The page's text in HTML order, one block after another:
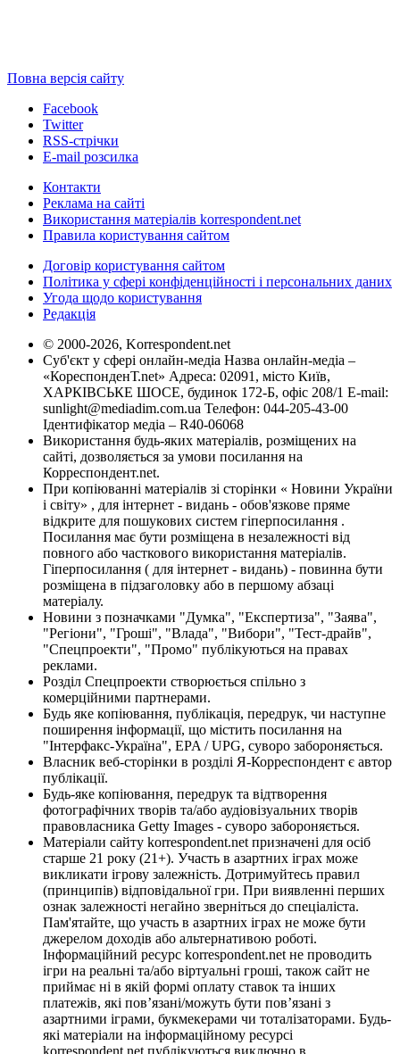
Повна версія сайту
Facebook
Twitter
RSS-стрічки
E-mail розсилка
Контакти
Реклама на сайті
Використання матеріалів korrespondent.net
Правила користування сайтом
Договір користування сайтом
Політика у сфері конфіденційності і персональних даних
Угода щодо користування
Редакція
© 2000-2026, Korrespondent.net
Суб'єкт у сфері онлайн-медіа Назва онлайн-медіа –
«КореспонденТ.net» Адреса: 02091, місто Київ,
ХАРКІВСЬКЕ ШОСЕ, будинок 172-Б, офіс 208/1 E-mail:
sunlight@mediadim.com.ua Телефон: 044-205-43-00
Ідентифікатор медіа – R40-06068
Використання будь-яких матеріалів, розміщених на
сайті, дозволяється за умови посилання на
Корреспондент.net.
При копіюванні матеріалів зі сторінки « Новини України
і світу» , для інтернет - видань - обов'язкове пряме
відкрите для пошукових систем гіперпосилання .
Посилання має бути розміщена в незалежності від
повного або часткового використання матеріалів.
Гіперпосилання ( для інтернет - видань) - повинна бути
розміщена в підзаголовку або в першому абзаці
матеріалу.
Новини з позначками "Думка", "Експертиза", "Заява",
"Регіони", "Гроші", "Влада", "Вибори", "Тест-драйв",
"Спецпроекти", "Промо" публікуються на правах
реклами.
Розділ Спецпроекти створюється спільно з
комерційними партнерами.
Будь яке копіювання, публікація, передрук, чи наступне
поширення інформації, що містить посилання на
"Інтерфакс-Україна", EPA / UPG, суворо забороняється.
Власник веб-сторінки в розділі Я-Корреспондент є автор
публікації.
Будь-яке копіювання, передрук та відтворення
фотографічних творів та/або аудіовізуальних творів
правовласника Getty Images - суворо забороняється.
Матеріали сайту korrespondent.net призначені для осіб
старше 21 року (21+). Участь в азартних іграх може
викликати ігрову залежність. Дотримуйтесь правил
(принципів) відповідальної гри. При виявленні перших
ознак залежності негайно зверніться до спеціаліста.
Пам'ятайте, що участь в азартних іграх не може бути
джерелом доходів або альтернативою роботі.
Інформаційний ресурс korrespondent.net не проводить
ігри на реальні та/або віртуальні гроші, також сайт не
приймає ні в якій формі оплату ставок та інших
платежів, які пов’язані/можуть бути пов’язані з
азартними іграми, букмекерами чи тоталізаторами. Будь-
які матеріали на інформаційному ресурсі
korrespondent.net публікуються виключно в